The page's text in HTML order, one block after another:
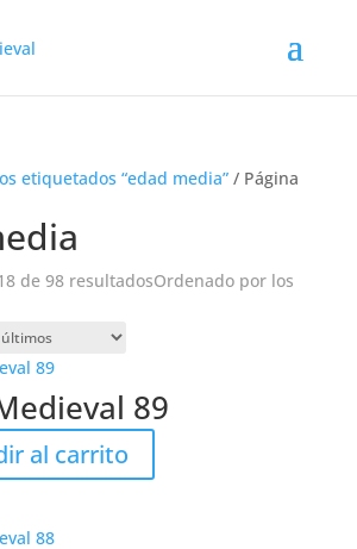
etiquetados “edad media”/ Página
de 98 resultadosOrdenado por los
89
al carrito